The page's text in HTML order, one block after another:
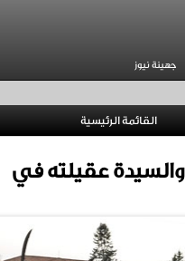
الرئيسية
عقيلته في